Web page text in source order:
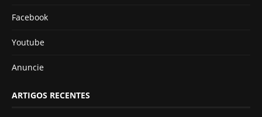
Facebook
Youtube
Anuncie
ARTIGOS RECENTES